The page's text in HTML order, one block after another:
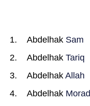
Abdelhak Sam
Abdelhak Tariq
Abdelhak Allah
Abdelhak Morad